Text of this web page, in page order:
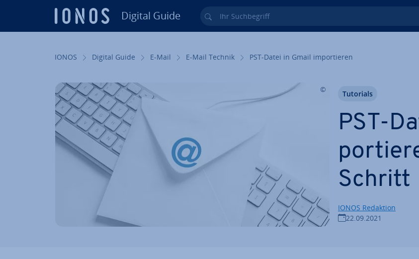
Digital Guide Ihr Such­be­griff
IONOS Digital Guide E-Mail E-Mail Technik PST-Datei in Gmail im­por­tie­ren
PST-
Schritt
IONOS Redaktion
22.09.2021
Tutorials